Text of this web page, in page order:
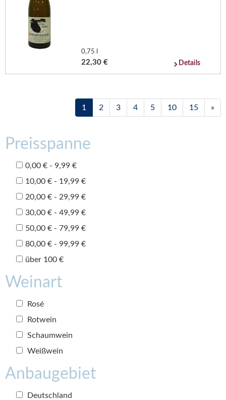
0,75 l
22,30 € Details
1 2 3 4 5 10 15 »
Preisspanne
0,00 € - 9,99 €
10,00 € - 19,99 €
20,00 € - 29,99 €
30,00 € - 49,99 €
50,00 € - 79,99 €
80,00 € - 99,99 €
über 100 €
Weinart
Rosé
Rotwein
Schaumwein
Weißwein
Anbaugebiet
Deutschland